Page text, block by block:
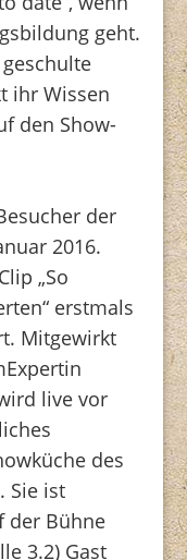
geht.
ihr Wissen
den Show-
der
2016.
„So
erstmals
Mitgewirkt
live vor
des
Sie ist
der Bühne
3.2) Gast